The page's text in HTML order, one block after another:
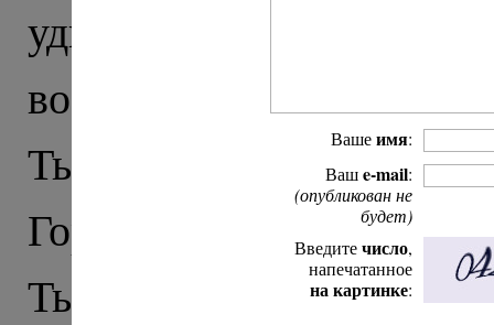
удивляет стрельба
военные с автоматами,
Тырныауза встречает
Город строили в
Тырныаузе храм
Вашеимя:
Вашe-mail:
(опубликован не
будет)
Введитечисло,
напечатанное
на картинке: